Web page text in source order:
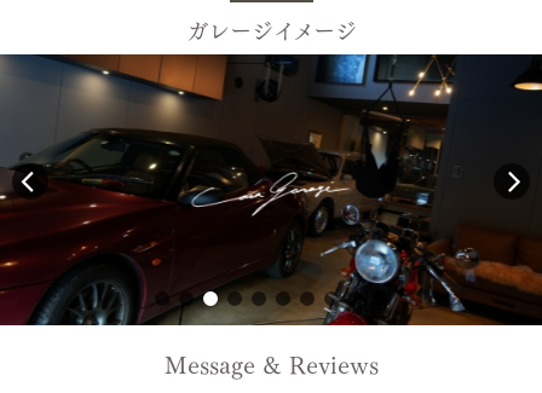
ガレージイメージ
Message & Reviews